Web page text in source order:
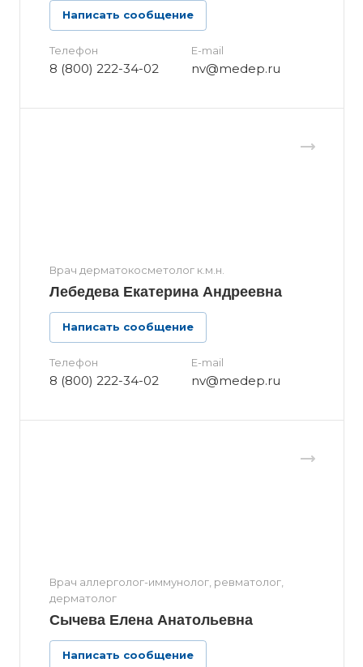
Написать сообщение
Телефон
8 (800) 222-34-02
E-mail
nv@medep.ru
Врач дерматокосметолог к.м.н.
Лебедева Екатерина Андреевна
Написать сообщение
Телефон
8 (800) 222-34-02
E-mail
nv@medep.ru
Врач аллерголог-иммунолог, ревматолог,
дерматолог
Сычева Елена Анатольевна
Написать сообщение